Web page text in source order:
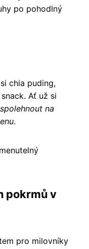
po pohodlný
chia puding,
Ať už si
na
.
pokrmů v
pro milovníky